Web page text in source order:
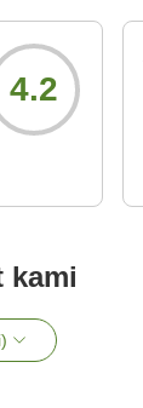
4.2
kami